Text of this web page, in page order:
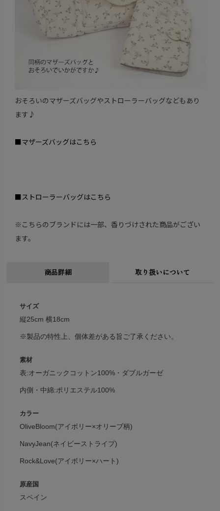
おそろいのマザーズバッグやストローラーバッグなどもあり
ます♪
■マザーズバッグはこちら
■ストローラーバッグはこちら
※こちらのブランドには一部、香りづけされた商品がござい
ます。
商品詳細 取り扱いについて
サイズ
縦25cm 横18cm
※製品の特性上、個体差がある旨ご了承ください。
素材
表:オーガニックコットン100%・ダブルガーゼ
内側・中綿:ポリエステル100%
カラー
OliveBloom(アイボリー×オリーブ柄)
NavyJean(ネイビーストライプ)
Rock&Love(アイボリー×ハート)
原産国
スペイン